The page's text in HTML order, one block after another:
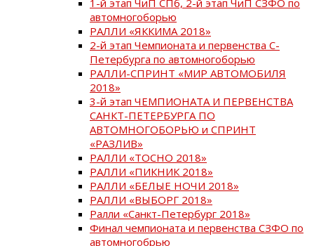
автомногоборью
РАЛЛИ «ЯККИМА 2018»
2-й этап Чемпионата и первенства С-
Петербурга по автомногоборью
РАЛЛИ-СПРИНТ «МИР АВТОМОБИЛЯ
2018»
3-й этап ЧЕМПИОНАТА И ПЕРВЕНСТВА
САНКТ-ПЕТЕРБУРГА ПО
АВТОМНОГОБОРЬЮ и СПРИНТ
«РАЗЛИВ»
РАЛЛИ «ТОСНО 2018»
РАЛЛИ «ПИКНИК 2018»
РАЛЛИ «БЕЛЫЕ НОЧИ 2018»
РАЛЛИ «ВЫБОРГ 2018»
Ралли «Санкт-Петербург 2018»
Финал чемпионата и первенства СЗФО по
автомногобрью